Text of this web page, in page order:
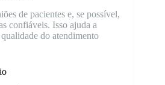
de pacientes e, se possível,
confiáveis. Isso ajuda a
do atendimento